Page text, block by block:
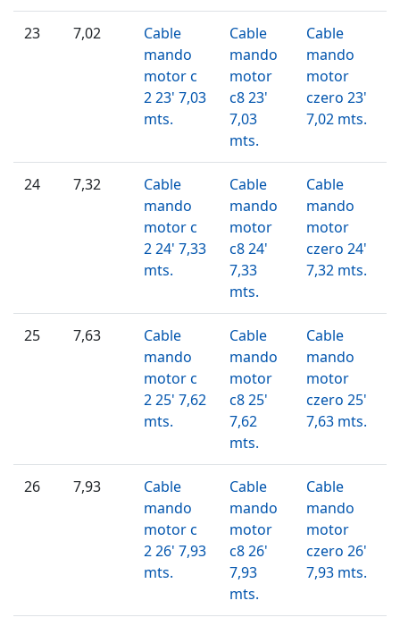
23 7,02
Cable
mando
motor c
2 23' 7,03
mts.
Cable
mando
motor
c8 23'
7,03
mts.
Cable
mando
motor
czero 23'
7,02 mts.
24 7,32
Cable
mando
motor c
2 24' 7,33
mts.
Cable
mando
motor
c8 24'
7,33
mts.
Cable
mando
motor
czero 24'
7,32 mts.
25 7,63
Cable
mando
motor c
2 25' 7,62
mts.
Cable
mando
motor
c8 25'
7,62
mts.
Cable
mando
motor
czero 25'
7,63 mts.
26 7,93
Cable
mando
motor c
2 26' 7,93
mts.
Cable
mando
motor
c8 26'
7,93
mts.
Cable
mando
motor
czero 26'
7,93 mts.